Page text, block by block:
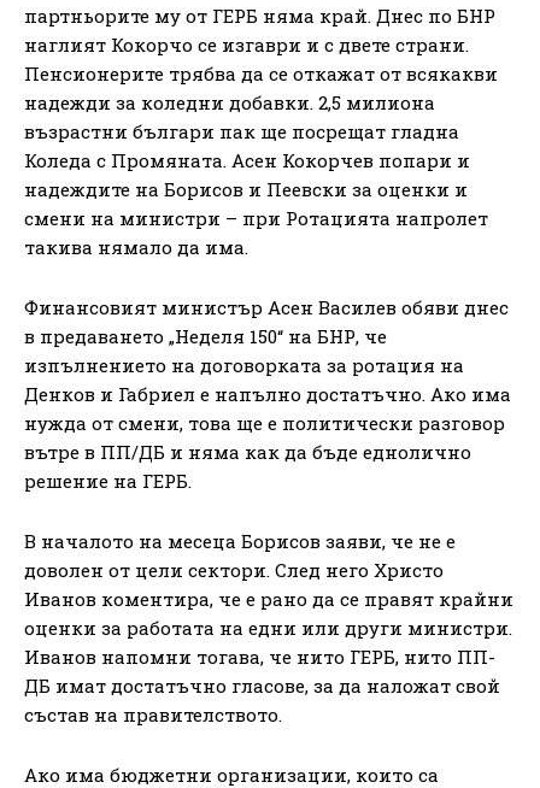
партньорите му от ГЕРБ няма край. Днес по БНР
наглият Кокорчо се изгаври и с двете страни.
Пенсионерите трябва да се откажат от всякакви
надежди за коледни добавки. 2,5 милиона
възрастни българи пак ще посрещат гладна
Коледа с Промяната. Асен Кокорчев попари и
надеждите на Борисов и Пеевски за оценки и
смени на министри – при Ротацията напролет
такива нямало да има.
Финансовият министър Асен Василев обяви днес
в предаването „Неделя 150“ на БНР, че
изпълнението на договорката за ротация на
Денков и Габриел е напълно достатъчно. Ако има
нужда от смени, това ще е политически разговор
вътре в ПП/ДБ и няма как да бъде еднолично
решение на ГЕРБ.
В началото на месеца Борисов заяви, че не е
доволен от цели сектори. След него Христо
Иванов коментира, че е рано да се правят крайни
оценки за работата на едни или други министри.
Иванов напомни тогава, че нито ГЕРБ, нито ПП-
ДБ имат достатъчно гласове, за да наложат свой
състав на правителството.
Ако има бюджетни организации, които са